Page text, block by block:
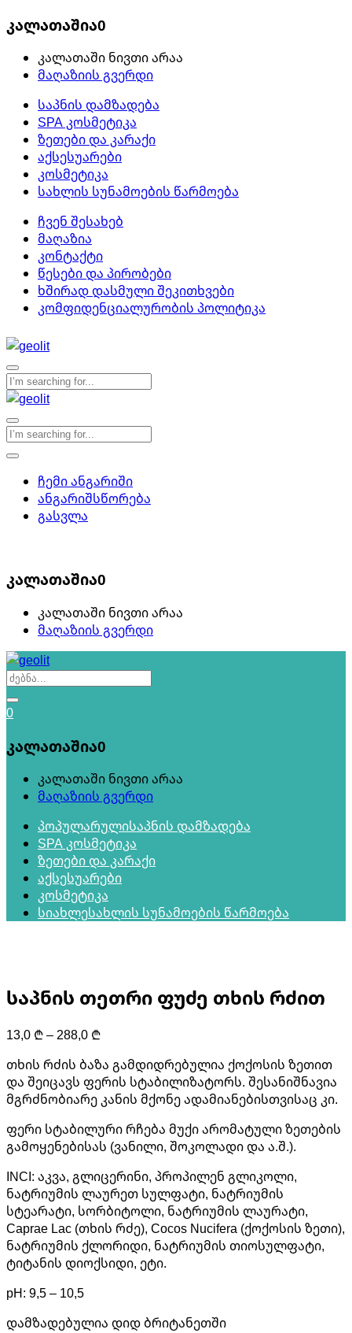
კალათაშია0
კალათაში ნივთი არაა
მაღაზიის გვერდი
საპნის დამზადება
SPA კოსმეტიკა
ზეთები და კარაქი
აქსესუარები
კოსმეტიკა
სახლის სუნამოების წარმოება
ჩვენ შესახებ
მაღაზია
კონტაქტი
წესები და პირობები
ხშირად დასმული შეკითხვები
კომფიდენციალურობის პოლიტიკა
ჩემი ანგარიში
ანგარიშსწორება
გასვლა
კალათაშია0
კალათაში ნივთი არაა
მაღაზიის გვერდი
0
კალათაშია0
კალათაში ნივთი არაა
მაღაზიის გვერდი
პოპულარულისაპნის დამზადება
SPA კოსმეტიკა
ზეთები და კარაქი
აქსესუარები
კოსმეტიკა
სიახლესახლის სუნამოების წარმოება
საპნის თეთრი ფუძე თხის რძით
13,0 ₾–288,0 ₾Price
13,0 ₾
through
288,0 ₾
თხის რძის ბაზა გამდიდრებულია ქოქოსის ზეთით
და შეიცავს ფერის სტაბილიზატორს. შესანიშნავია
მგრძნობიარე კანის მქონე ადამიანებისთვისაც კი.
ფერი სტაბილური რჩება მუქი არომატული ზეთების
გამოყენებისას (ვანილი, შოკოლადი და ა.შ.).
INCI: აკვა, გლიცერინი, პროპილენ გლიკოლი,
ნატრიუმის ლაურეთ სულფატი, ნატრიუმის
სტეარატი, სორბიტოლი, ნატრიუმის ლაურატი,
Caprae Lac (თხის რძე), Cocos Nucifera (ქოქოსის ზეთი),
ნატრიუმის ქლორიდი, ნატრიუმის თიოსულფატი,
ტიტანის დიოქსიდი, ეტი.
pH: 9,5 – 10,5
დამზადებულია დიდ ბრიტანეთში